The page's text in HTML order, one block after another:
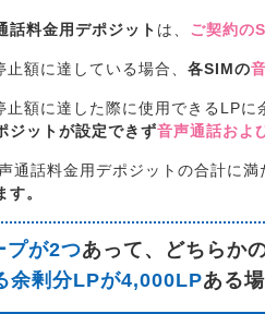
話料金用デポジット は、 ご契約の
額に達している場合、 各SIMの
止額に達した際に使用できるLP
ジットが設定できず音声通話およ
通話料金用デポジットの合計に満
。
プが2つあって、どちらか
余剰分LPが4,000LPある